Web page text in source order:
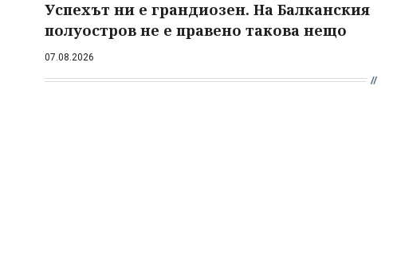
Успехът ни е грандиозен. На Балканския
полуостров не е правено такова нещо
07.08.2026